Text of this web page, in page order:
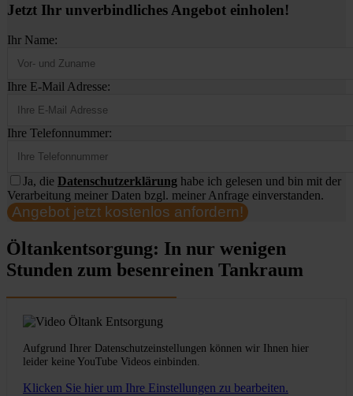
Jetzt Ihr unverbindliches Angebot einholen!
Ihr Name:
Ihre E-Mail Adresse:
Ihre Telefonnummer:
Ja, die Datenschutzerklärung habe ich gelesen und bin mit der
Verarbeitung meiner Daten bzgl. meiner Anfrage einverstanden.
Angebot jetzt kostenlos anfordern!
Öltankentsorgung: In nur wenigen
Stunden zum besenreinen Tankraum
Aufgrund Ihrer Datenschutzeinstellungen können wir Ihnen hier
leider keine YouTube Videos einbinden.
Klicken Sie hier um Ihre Einstellungen zu bearbeiten.